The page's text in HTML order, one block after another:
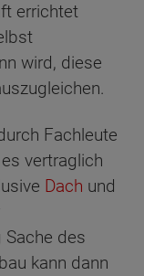
errichtet
wird, diese
Fachleute
vertraglich
Dach und
des
kann dann